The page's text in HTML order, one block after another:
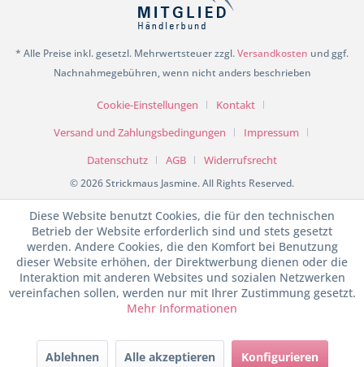
* Alle Preise inkl. gesetzl. Mehrwertsteuer zzgl.Versandkosten und ggf.
Nachnahmegebühren, wenn nicht anders beschrieben
Cookie-Einstellungen
Kontakt
Versand und Zahlungsbedingungen
Impressum
Datenschutz
AGB Widerrufsrecht
© 2026 Strickmaus Jasmine. All Rights Reserved.
Diese Website benutzt Cookies, die für den technischen
Betrieb der Website erforderlich sind und stets gesetzt
werden. Andere Cookies, die den Komfort bei Benutzung
dieser Website erhöhen, der Direktwerbung dienen oder die
Interaktion mit anderen Websites und sozialen Netzwerken
vereinfachen sollen, werden nur mit Ihrer Zustimmung gesetzt.
Mehr Informationen
Ablehnen Alle akzeptieren Konfigurieren
SEHR GUT (4.97 / 5)
aus198Bewertungen bei: shopvote.de ⓘ
Informationen zur Echtheit der Bewertungen